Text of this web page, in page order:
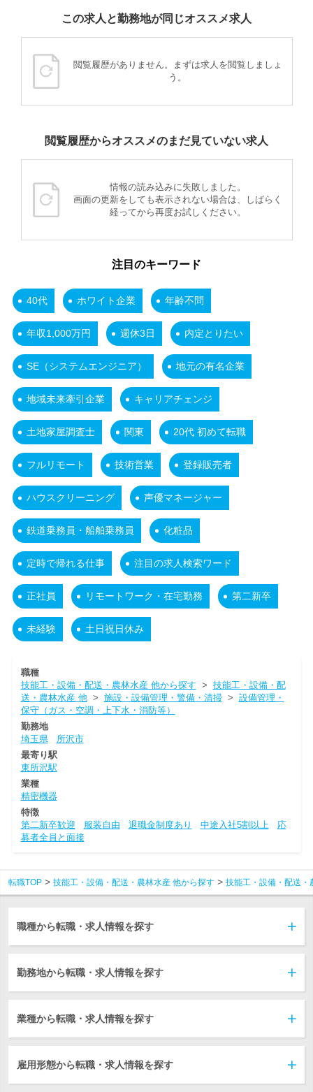
この求人と勤務地が同じオススメ求人
閲覧履歴がありません。まずは求人を閲覧しましょ
う。
閲覧履歴からオススメのまだ見ていない求人
情報の読み込みに失敗しました。
画面の更新をしても表示されない場合は、しばらく
経ってから再度お試しください。
注目のキーワード
40代 ホワイト企業 年齢不問
年収1,000万円 週休3日 内定とりたい
SE（システムエンジニア） 地元の有名企業
地域未来牽引企業 キャリアチェンジ
土地家屋調査士 関東 20代 初めて転職
フルリモート 技術営業 登録販売者
ハウスクリーニング 声優マネージャー
鉄道乗務員・船舶乗務員 化粧品
定時で帰れる仕事 注目の求人検索ワード
正社員 リモートワーク・在宅勤務 第二新卒
未経験 土日祝日休み
職種
技能工・設備・配送・農林水産 他から探す > 技能工・設備・配
送・農林水産 他> 施設・設備管理・警備・清掃> 設備管理・
保守（ガス・空調・上下水・消防等）
勤務地
埼玉県
所沢市
最寄り駅
東所沢駅
業種
精密機器
特徴
第二新卒歓迎
服装自由 退職金制度あり 中途入社5割以上
応
募者全員と面接
転職TOP 技能工・設備・配送・農林水産 他から探す 技能工・設備・配送・
職種から転職・求人情報を探す
勤務地から転職・求人情報を探す
業種から転職・求人情報を探す
雇用形態から転職・求人情報を探す